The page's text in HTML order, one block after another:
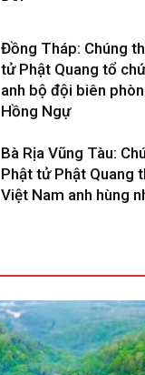
Đồng Tháp: Chúng
tử Phật Quang tổ
anh bộ đội biên
Hồng Ngự
Bà Rịa Vũng Tàu:
Phật tử Phật Quang
Việt Nam anh hùng